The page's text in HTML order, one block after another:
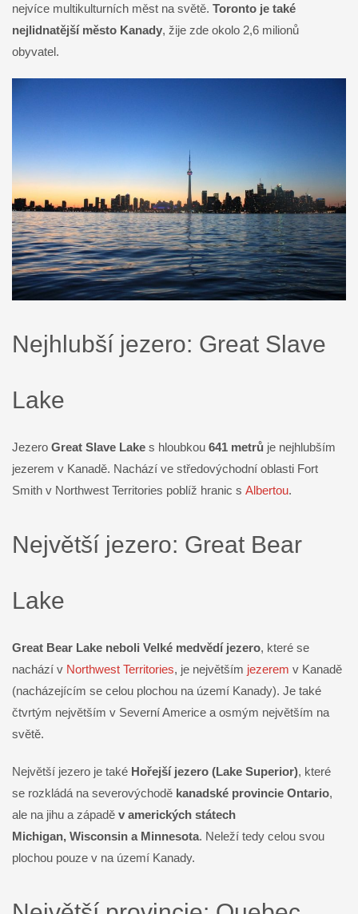
nejvíce multikulturních měst na světě. Toronto je také
nejlidnatější město Kanady, žije zde okolo 2,6 milionů
obyvatel.
Nejhlubší jezero: Great Slave
Lake
Jezero Great Slave Lake s hloubkou 641 metrů je nejhlubším
jezerem v Kanadě. Nachází ve středovýchodní oblasti Fort
Smith v Northwest Territories poblíž hranic s Albertou.
Největší jezero: Great Bear
Lake
Great Bear Lake neboli Velké medvědí jezero, které se
nachází v Northwest Territories, je největším jezerem v Kanadě
(nacházejícím se celou plochou na území Kanady). Je také
čtvrtým největším v Severní Americe a osmým největším na
světě.
Největší jezero je také Hořejší jezero (Lake Superior), které
se rozkládá na severovýchodě kanadské provincie Ontario,
ale na jihu a západě v amerických státech
Michigan, Wisconsin a Minnesota. Neleží tedy celou svou
plochou pouze v na území Kanady.